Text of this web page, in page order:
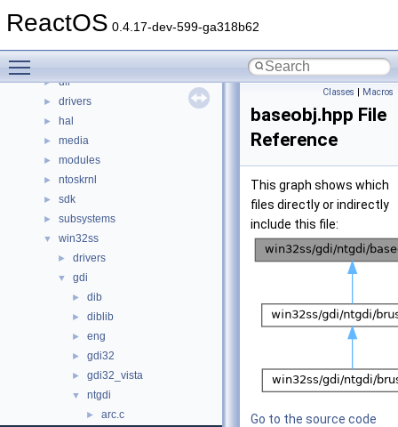
ReactOS 0.4.17-dev-599-ga318b62
▼ File List
► dll
► drivers
► hal
► media
► modules
► ntoskrnl
► sdk
► subsystems
▼ win32ss
► drivers
▼ gdi
► dib
► diblib
► eng
► gdi32
► gdi32_vista
▼ ntgdi
► arc.c
Classes | Macros
baseobj.hpp File
Reference
This graph shows which
files directly or indirectly
include this file:
Go to the source code